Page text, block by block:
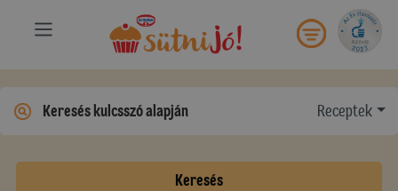
Receptek
Keresés